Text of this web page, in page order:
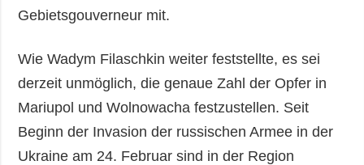
Gebietsgouverneur mit.
Wie Wadym Filaschkin weiter feststellte, es sei
derzeit unmöglich, die genaue Zahl der Opfer in
Mariupol und Wolnowacha festzustellen. Seit
Beginn der Invasion der russischen Armee in der
Ukraine am 24. Februar sind in der Region